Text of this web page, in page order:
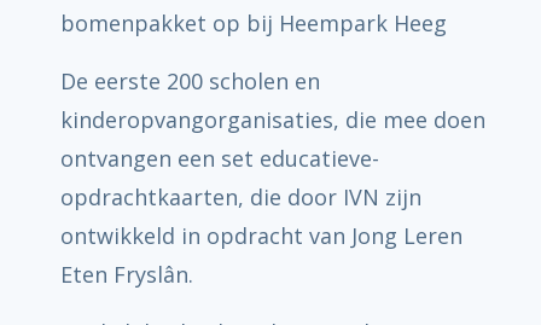
bomenpakket op bij Heempark Heeg
De eerste 200 scholen en
kinderopvangorganisaties, die mee doen
ontvangen een set educatieve-
opdrachtkaarten, die door IVN zijn
ontwikkeld in opdracht van Jong Leren
Eten Fryslân.